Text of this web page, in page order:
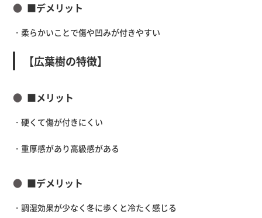
■デメリット
・柔らかいことで傷や凹みが付きやすい
【広葉樹の特徴】
■メリット
・硬くて傷が付きにくい
・重厚感があり高級感がある
■デメリット
・調湿効果が少なく冬に歩くと冷たく感じる